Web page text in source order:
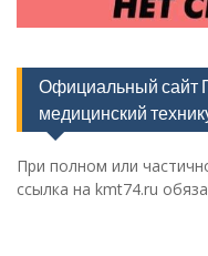
Официальный сайт
медицинский
При полном или
ссылка на kmt74.ru